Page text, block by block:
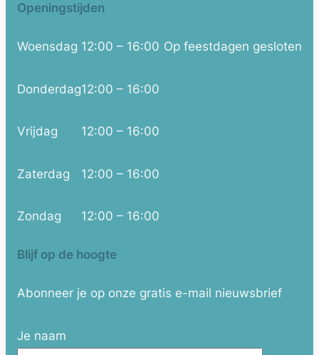
Openingstijden
Woensdag
Donderdag
Vrijdag
Zaterdag
Zondag
12:00 – 16:00
12:00 – 16:00
12:00 – 16:00
12:00 – 16:00
12:00 – 16:00
Op feestdagen gesloten
Blijf op de hoogte
Abonneer je op onze gratis e-mail nieuwsbrief
Je naam